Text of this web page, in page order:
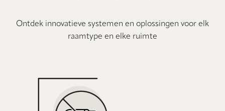
Ontdek innovatieve systemen en oplossingen voor elk
raamtype en elke ruimte